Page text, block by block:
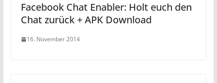
Facebook Chat Enabler: Holt euch den
Chat zurück + APK Download
16. November 2014